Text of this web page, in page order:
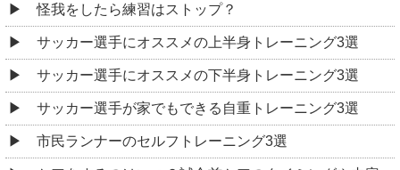
怪我をしたら練習はストップ？
サッカー選手にオススメの上半身トレーニング3選
サッカー選手にオススメの下半身トレーニング3選
サッカー選手が家でもできる自重トレーニング3選
市民ランナーのセルフトレーニング3選